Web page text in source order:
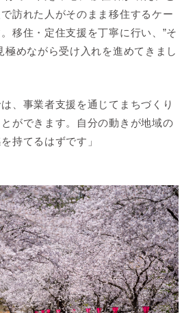
訪れた人がそのまま移住するケー
移住・定住支援を丁寧に行い、”そ
極めながら受け入れを進めてきまし
、事業者支援を通じてまちづくり
ができます。自分の動きが地域の
持てるはずです」